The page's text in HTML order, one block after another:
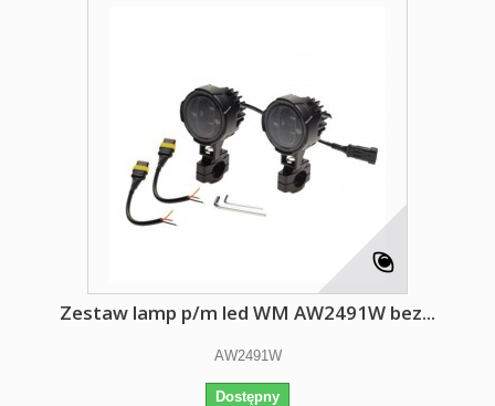
Zestaw lamp p/m led WM AW2491W bez...
AW2491W
Dostępny